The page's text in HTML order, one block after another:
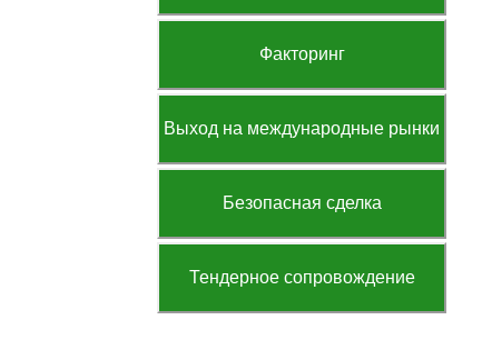
Факторинг
Выход на международные рынки
Безопасная сделка
Тендерное сопровождение